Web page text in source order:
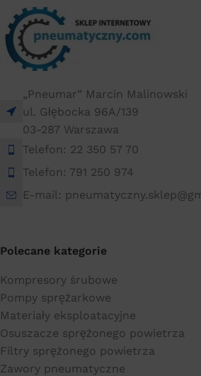
„Pneumar” Marcin Malinowski
ul. Głębocka 96A/139
03-287 Warszawa
Telefon: 22 350 57 70
Telefon: 791 250 974
E-mail:
Polecane kategorie
Kompresory śrubowe
Pompy sprężarkowe
Materiały eksploatacyjne
Osuszacze sprężonego powietrza
Filtry sprężonego powietrza
Zawory pneumatyczne